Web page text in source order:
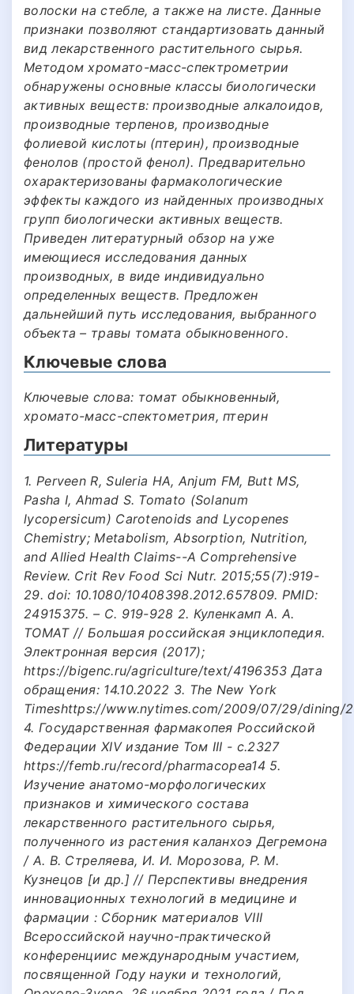
волоски на стебле, а также на листе. Данные
признаки позволяют стандартизовать данный
вид лекарственного растительного сырья.
Методом хромато-масс-спектрометрии
обнаружены основные классы биологически
активных веществ: производные алкалоидов,
производные терпенов, производные
фолиевой кислоты (птерин), производные
фенолов (простой фенол). Предварительно
охарактеризованы фармакологические
эффекты каждого из найденных производных
групп биологически активных веществ.
Приведен литературный обзор на уже
имеющиеся исследования данных
производных, в виде индивидуально
определенных веществ. Предложен
дальнейший путь исследования, выбранного
объекта – травы томата обыкновенного.
Ключевые слова
Ключевые слова: томат обыкновенный,
хромато-масс-спектометрия, птерин
Литературы
1. Perveen R, Suleria HA, Anjum FM, Butt MS,
Pasha I, Ahmad S. Tomato (Solanum
lycopersicum) Carotenoids and Lycopenes
Chemistry; Metabolism, Absorption, Nutrition,
and Allied Health Claims--A Comprehensive
Review. Crit Rev Food Sci Nutr. 2015;55(7):919-
29. doi: 10.1080/10408398.2012.657809. PMID:
24915375. – С. 919-928 2. Куленкамп А. А.
ТОМАТ // Большая российская энциклопедия.
Электронная версия (2017);
https://bigenc.ru/agriculture/text/4196353 Дата
обращения: 14.10.2022 3. The New York
Timeshttps://www.nytimes.com/2009/07/29/dining/
4. Государственная фармакопея Российской
Федерации XIV издание Том III - с.2327
https://femb.ru/record/pharmacopea14 5.
Изучение анатомо-морфологических
признаков и химического состава
лекарственного растительного сырья,
полученного из растения каланхоэ Дегремона
/ А. В. Стреляева, И. И. Морозова, Р. М.
Кузнецов [и др.] // Перспективы внедрения
инновационных технологий в медицине и
фармации : Сборник материалов VIII
Всероссийской научно-практической
конференциис международным участием,
посвященной Году науки и технологий,